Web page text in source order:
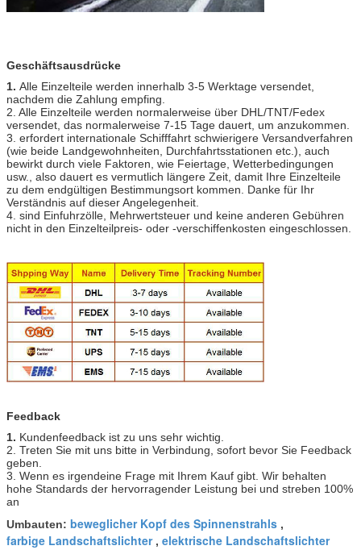
Geschäftsausdrücke
1. Alle Einzelteile werden innerhalb 3-5 Werktage versendet,
nachdem die Zahlung empfing.
2. Alle Einzelteile werden normalerweise über DHL/TNT/Fedex
versendet, das normalerweise 7-15 Tage dauert, um anzukommen.
3. erfordert internationale Schifffahrt schwierigere Versandverfahren
(wie beide Landgewohnheiten, Durchfahrtsstationen etc.), auch
bewirkt durch viele Faktoren, wie Feiertage, Wetterbedingungen
usw., also dauert es vermutlich längere Zeit, damit Ihre Einzelteile
zu dem endgültigen Bestimmungsort kommen. Danke für Ihr
Verständnis auf dieser Angelegenheit.
4. sind Einfuhrzölle, Mehrwertsteuer und keine anderen Gebühren
nicht in den Einzelteilpreis- oder -verschiffenkosten eingeschlossen.
Feedback
1. Kundenfeedback ist zu uns sehr wichtig.
2. Treten Sie mit uns bitte in Verbindung, sofort bevor Sie Feedback
geben.
3. Wenn es irgendeine Frage mit Ihrem Kauf gibt. Wir behalten
hohe Standards der hervorragender Leistung bei und streben 100%
an
Umbauten: beweglicher Kopf des Spinnenstrahls ,
farbige Landschaftslichter, elektrische Landschaftslichter